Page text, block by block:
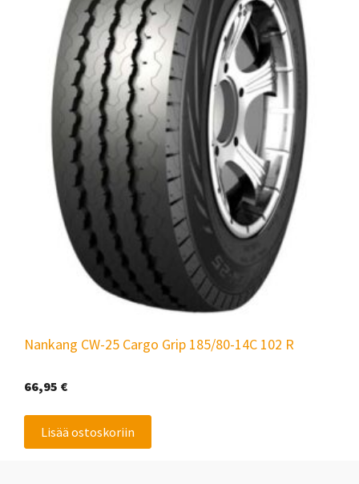
Nankang CW-25 Cargo Grip 185/80-14C 102 R
66,95 €
Lisää ostoskoriin